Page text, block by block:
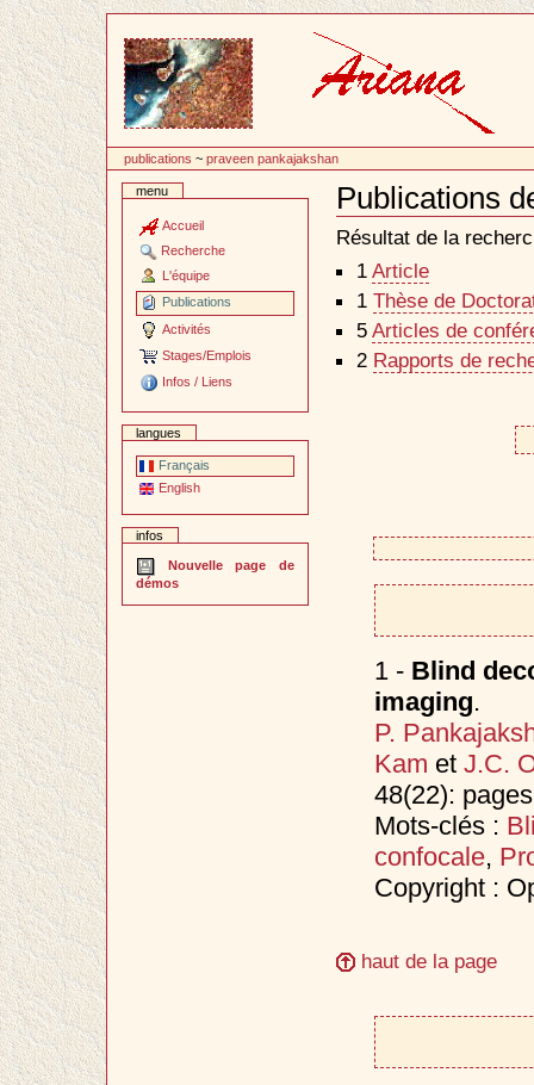
contenu
publications ~praveen pankajakshan
menu
Accueil
Recherche
L'équipe
Publications
Activités
Stages/Emplois
Infos / Liens
langues
Français
English
infos
Nouvelle page de
démos
Publications
Document
Actions
Résultat de la
1 Article
1 Thèse de
5 Articles de
2 Rapports de
1 - Blind
imaging.
P.
Kam et J.C.
48(22):
Mots-clés :
confocale,
Copyright :
haut de la page